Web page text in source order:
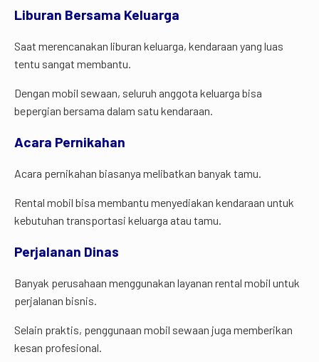
Liburan Bersama Keluarga
Saat merencanakan liburan keluarga, kendaraan yang luas
tentu sangat membantu.
Dengan mobil sewaan, seluruh anggota keluarga bisa
bepergian bersama dalam satu kendaraan.
Acara Pernikahan
Acara pernikahan biasanya melibatkan banyak tamu.
Rental mobil bisa membantu menyediakan kendaraan untuk
kebutuhan transportasi keluarga atau tamu.
Perjalanan Dinas
Banyak perusahaan menggunakan layanan rental mobil untuk
perjalanan bisnis.
Selain praktis, penggunaan mobil sewaan juga memberikan
kesan profesional.